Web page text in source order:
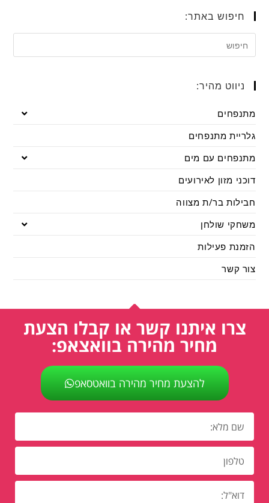
חיפוש באתר:
ניווט מהיר:
מתנפחים
גלריית מתנפחים
מתנפחים עם מים
דוכני מזון לאירועים
חבילות בר/ת מצווה
משחקי שולחן
הזמנת פעילות
צור קשר
צרו איתנו קשר או קבלו הצעת
מחיר מהירה בוואצאפ:
להצעת מחיר מהירה בוואטסאפ